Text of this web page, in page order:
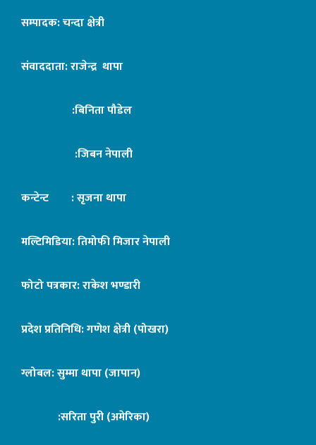
सम्पादक: चन्दा क्षेत्री
संवाददाता: राजेन्द्र थापा
:बिनिता पौडेल
:जिबन नेपाली
कन्टेन्ट : सृजना थापा
मल्टिमिडिया: तिमोफी मिजार नेपाली
फोटो पत्रकार: राकेश भण्डारी
प्रदेश प्रतिनिधि: गणेश क्षेत्री (पोखरा)
ग्लोबल: सुम्मा थापा (जापान)
:सरिता पुरी (अमेरिका)